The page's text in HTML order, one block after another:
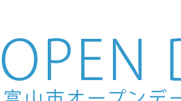
Skip to main content